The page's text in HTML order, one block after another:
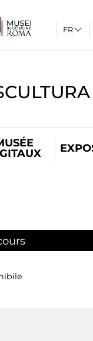
(active tab)